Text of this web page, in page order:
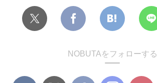
NOBUTAをフォローする